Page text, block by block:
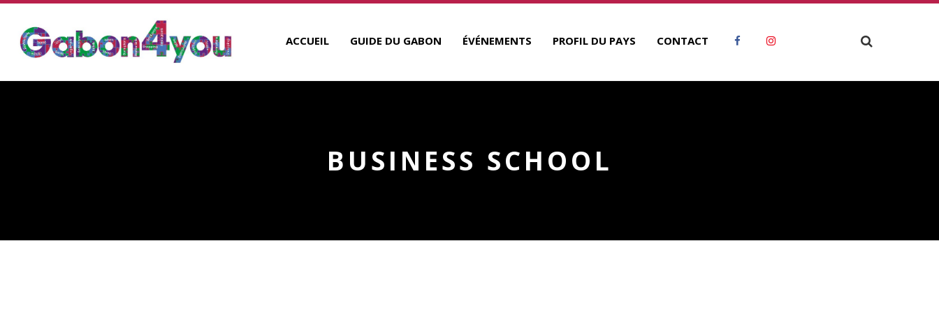
ACCUEIL GUIDE DU GABON ÉVÉNEMENTS PROFIL DU PAYS CONTACT
BUSINESS SCHOOL